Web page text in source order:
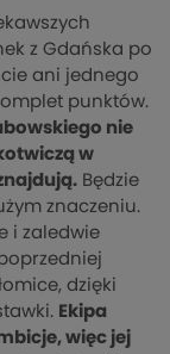
z Gdańska po
ani jednego
punktów.
nie
w
Będzie
znaczeniu.
i zaledwie
dzięki
Ekipa
więc jej